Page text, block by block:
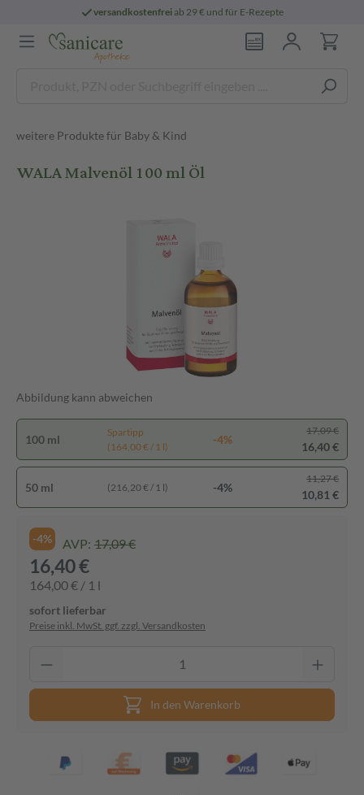
versandkostenfreiab 29 € und für E-Rezepte
weitere Produkte für Baby & Kind
WALA Malvenöl 100 ml Öl
Abbildung kann abweichen
100 ml
Spartipp
(164,00 € / 1 l)
-4%
17,09 €
16,40 €
50 ml (216,20 € / 1 l) -4%
11,27 €
10,81 €
-4% AVP: 17,09 €
16,40 €
164,00 € / 1 l
sofort lieferbar
Preise inkl. MwSt. ggf. zzgl. Versandkosten
In den Warenkorb